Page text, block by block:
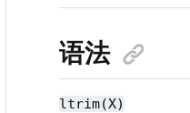
语法
ltrim(X)